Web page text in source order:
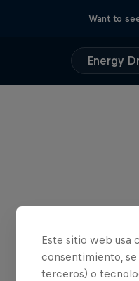
Want to
Energy
Este sitio web usa
consentimiento, se
terceros) o